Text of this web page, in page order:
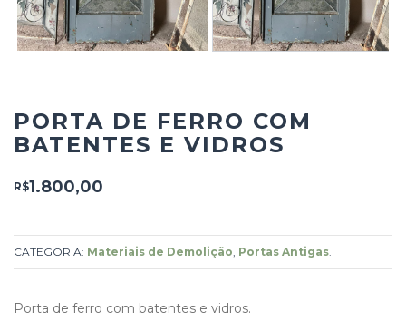
PORTA DE FERRO COM
BATENTES E VIDROS
R$1.800,00
CATEGORIA: Materiais de Demolição Portas Antigas
Porta de ferro com batentes e vidros.